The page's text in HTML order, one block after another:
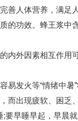
善人体营养，满足
的功效。蜂王浆中
内外因素相互作用
发火等“情绪中暑
而出现疲软、困乏
早睡早起，早晨